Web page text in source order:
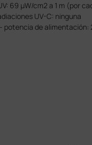
69 µW/cm2 a 1 m (por
UV-C: ninguna
potencia de alimentación: